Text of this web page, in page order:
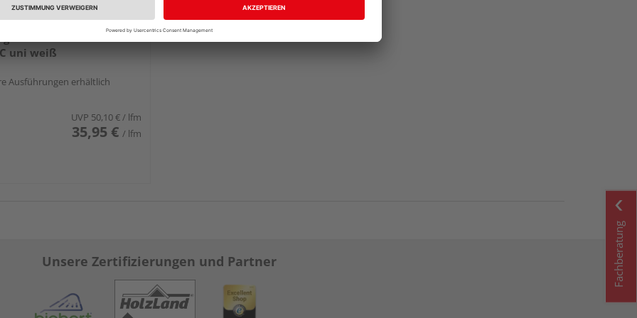
Fensterbank Classic W
uni weiß
Ausführungen erhältlich
UVP 50,10 €/ lfm
35,95 € / lfm
Fachberatung
Unsere Zertifizierungen und Partner